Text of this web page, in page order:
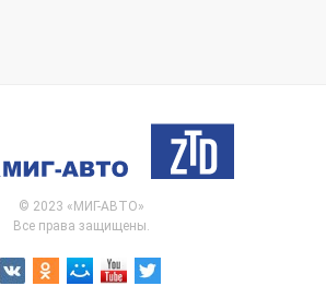
© 2023 «МИГ-АВТО»
Все права защищены.